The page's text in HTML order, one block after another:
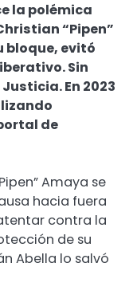
la polémica
“Pipen”
bloque, evitó
Sin
En 2023
de
Amaya se
hacia fuera
contra la
de su
Abella lo salvó